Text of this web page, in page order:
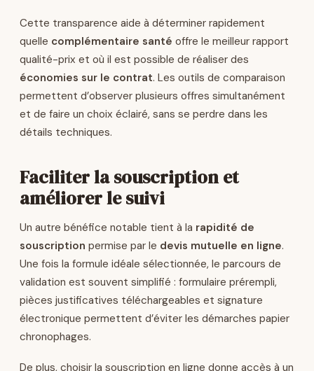
Cette transparence aide à déterminer rapidement
quelle complémentaire santé offre le meilleur rapport
qualité-prix et où il est possible de réaliser des
économies sur le contrat. Les outils de comparaison
permettent d’observer plusieurs offres simultanément
et de faire un choix éclairé, sans se perdre dans les
détails techniques.
Faciliter la souscription et
améliorer le suivi
Un autre bénéfice notable tient à la rapidité de
souscription permise par le devis mutuelle en ligne.
Une fois la formule idéale sélectionnée, le parcours de
validation est souvent simplifié : formulaire prérempli,
pièces justificatives téléchargeables et signature
électronique permettent d’éviter les démarches papier
chronophages.
De plus, choisir la souscription en ligne donne accès à un